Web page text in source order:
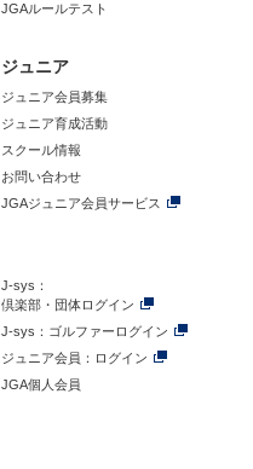
JGAルールテスト
ジュニア
ジュニア会員募集
ジュニア育成活動
スクール情報
お問い合わせ
JGAジュニア会員サービス
J-sys：
倶楽部・団体ログイン
J-sys：ゴルファーログイン
ジュニア会員：ログイン
JGA個人会員